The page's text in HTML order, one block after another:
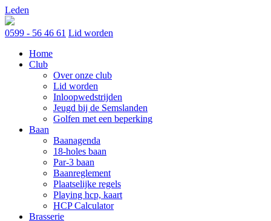
Skip
to
content
Leden
0599 - 56 46 61 Lid worden
Home
Club
Over onze club
Lid worden
Inloopwedstrijden
Jeugd bij de Semslanden
Golfen met een beperking
Baan
Baanagenda
18-holes baan
Par-3 baan
Baanreglement
Plaatselijke regels
Playing hcp, kaart
HCP Calculator
Brasserie